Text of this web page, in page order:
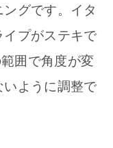
グです。イタ
イプがステキで
囲で角度が変
いように調整で